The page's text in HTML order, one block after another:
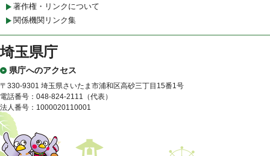
著作権・リンクについて
関係機関リンク集
埼玉県庁
県庁へのアクセス
〒330-9301 埼玉県さいたま市浦和区高砂三丁目15番1号
電話番号：048-824-2111（代表）
法人番号：1000020110001